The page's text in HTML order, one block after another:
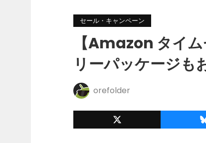
セール・キャンペーン
【Amazon タイ
リーパッケージも
orefolder